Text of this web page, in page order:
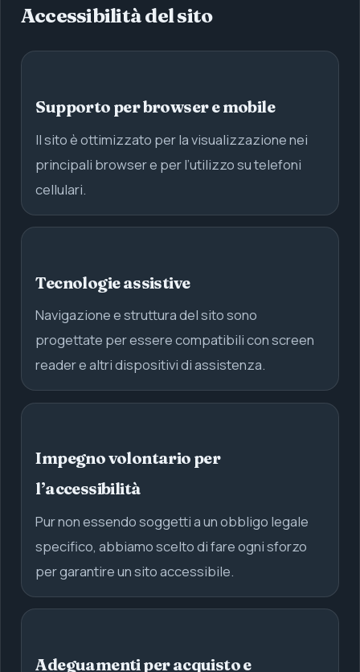
Accessibilità del sito
Supporto per browser e mobile
Il sito è ottimizzato per la visualizzazione nei
principali browser e per l’utilizzo su telefoni
cellulari.
Tecnologie assistive
Navigazione e struttura del sito sono
progettate per essere compatibili con screen
reader e altri dispositivi di assistenza.
Impegno volontario per
l’accessibilità
Pur non essendo soggetti a un obbligo legale
specifico, abbiamo scelto di fare ogni sforzo
per garantire un sito accessibile.
Adeguamenti per acquisto e